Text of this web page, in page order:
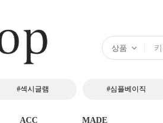
#섹시글램 #심플베이직
ACC MADE